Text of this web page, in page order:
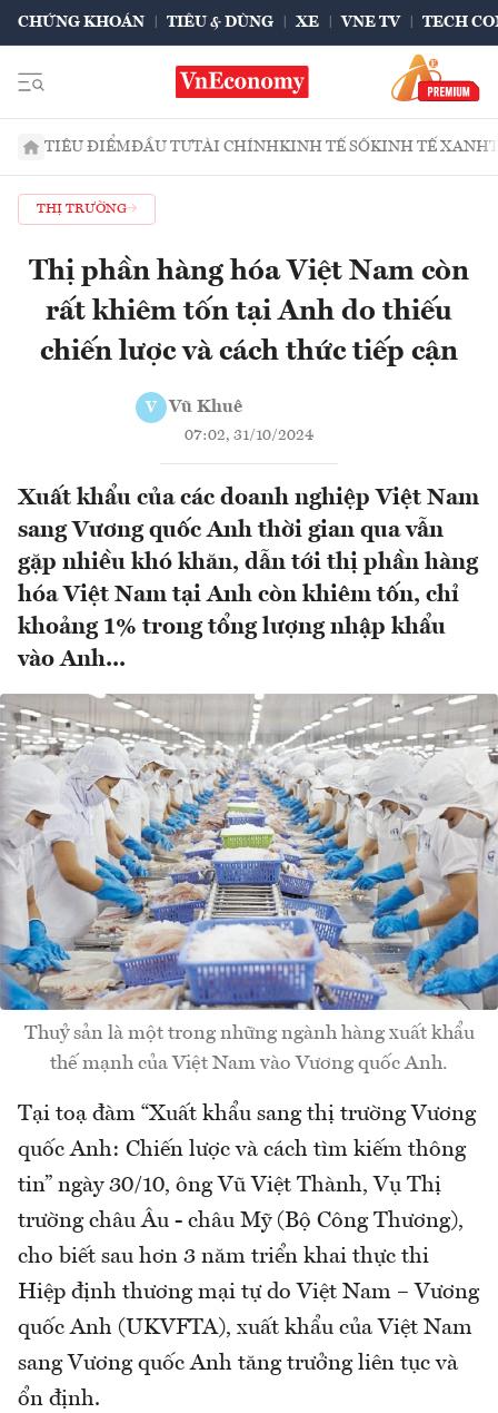
CHỨNG KHOÁN TIÊU & DÙNG XE VNE TV TECH
TIÊU ĐIỂMĐẦU TƯTÀI CHÍNHKINH TẾ SỐKINH TẾ XANH
THỊ TRƯỜNG
Thị phần hàng hóa Việt Nam còn
rất khiêm tốn tại Anh do thiếu
chiến lược và cách thức tiếp cận
V Vũ Khuê
07:02, 31/10/2024
Xuất khẩu của các doanh nghiệp Việt Nam
sang Vương quốc Anh thời gian qua vẫn
gặp nhiều khó khăn, dẫn tới thị phần hàng
hóa Việt Nam tại Anh còn khiêm tốn, chỉ
khoảng 1% trong tổng lượng nhập khẩu
vào Anh...
Thuỷ sản là một trong những ngành hàng xuất khẩu
thế mạnh của Việt Nam vào Vương quốc Anh.
Tại toạ đàm “Xuất khẩu sang thị trường Vương
quốc Anh: Chiến lược và cách tìm kiếm thông
tin” ngày 30/10, ông Vũ Việt Thành, Vụ Thị
trường châu Âu - châu Mỹ (Bộ Công Thương),
cho biết sau hơn 3 năm triển khai thực thi
Hiệp định thương mại tự do Việt Nam – Vương
quốc Anh (UKVFTA), xuất khẩu của Việt Nam
sang Vương quốc Anh tăng trưởng liên tục và
ổn định.